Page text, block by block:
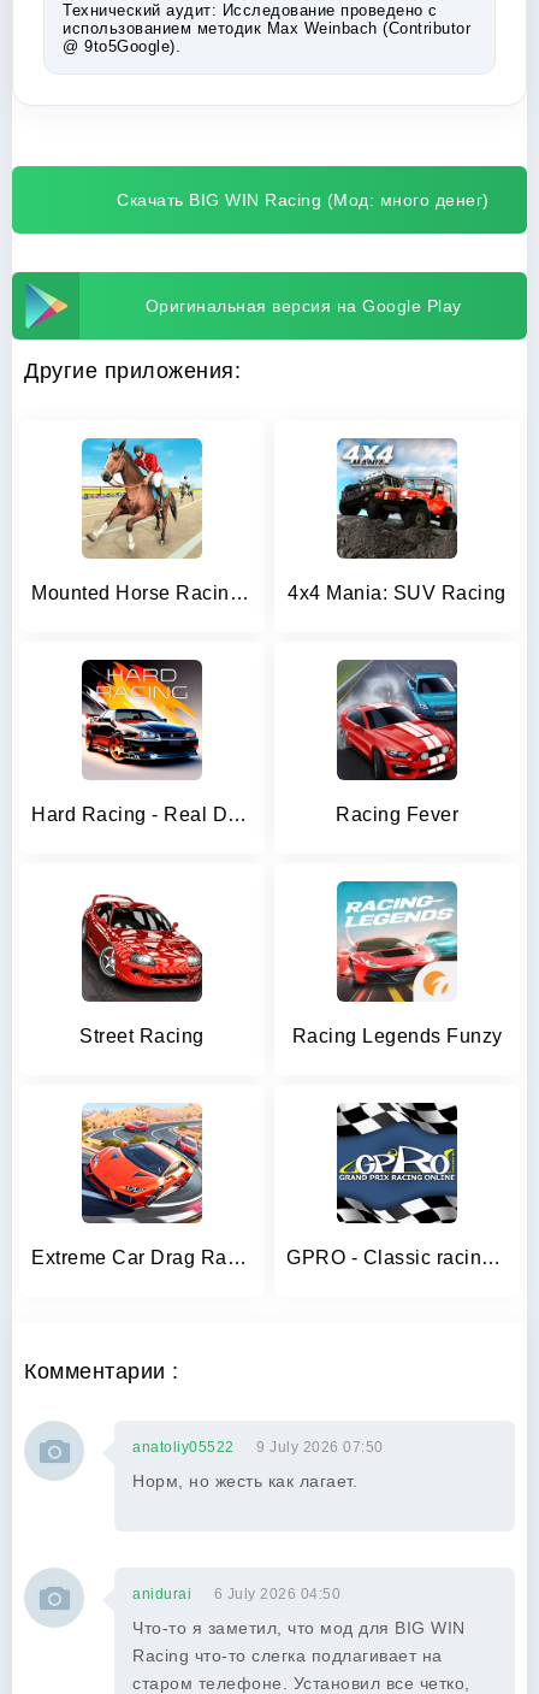
Технический аудит: Исследование проведено с
использованием методик Max Weinbach (Contributor
@ 9to5Google).
Скачать BIG WIN Racing (Мод: много денег)
Оригинальная версия на Google Play
Другие приложения:
Mounted Horse Racing Games 4x4 Mania: SUV Racing
Hard Racing - Real Drag Racing Racing Fever
Street Racing Racing Legends Funzy
Extreme Car Drag Racing GPRO - Classic racing manager
Комментарии :
anatoliy05522 9 July 2026 07:50
Норм, но жесть как лагает.
anidurai 6 July 2026 04:50
Что-то я заметил, что мод для BIG WIN
Racing что-то слегка подлагивает на
старом телефоне. Установил все четко,